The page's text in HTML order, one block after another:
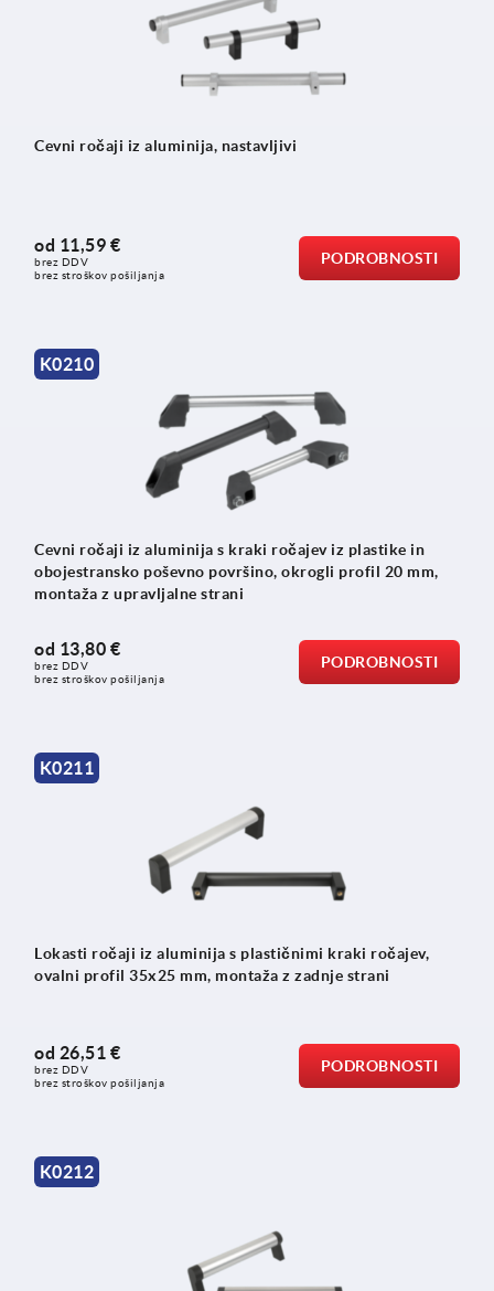
Cevni ročaji iz aluminija, nastavljivi
od 11,59 €
brez DDV
brez stroškov pošiljanja
PODROBNOSTI
K0210
Cevni ročaji iz aluminija s kraki ročajev iz plastike in
obojestransko poševno površino, okrogli profil 20 mm,
montaža z upravljalne strani
od 13,80 €
brez DDV
brez stroškov pošiljanja
PODROBNOSTI
K0211
Lokasti ročaji iz aluminija s plastičnimi kraki ročajev,
ovalni profil 35x25 mm, montaža z zadnje strani
od 26,51 €
brez DDV
brez stroškov pošiljanja
PODROBNOSTI
K0212